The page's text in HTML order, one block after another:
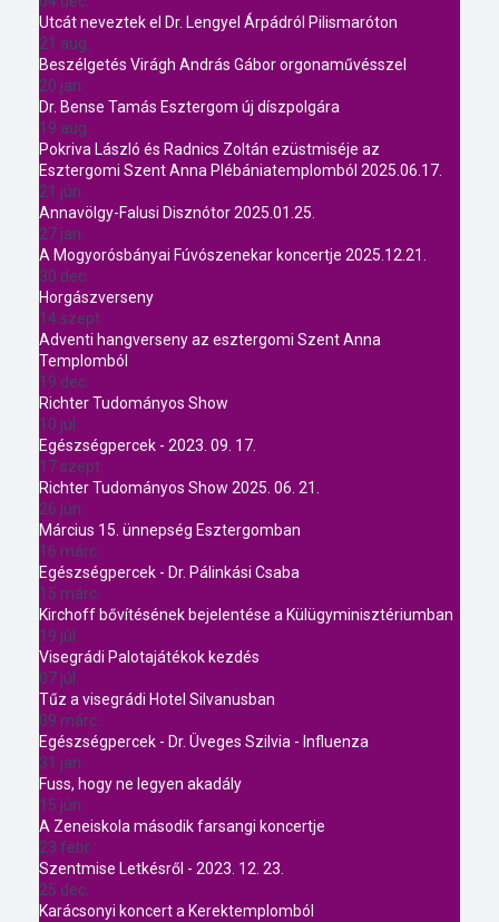
Utcát neveztek el Dr. Lengyel Árpádról Pilismaróton
21 aug.
Beszélgetés Virágh András Gábor orgonaművésszel
20 jan.
Dr. Bense Tamás Esztergom új díszpolgára
19 aug.
Pokriva László és Radnics Zoltán ezüstmiséje az
Esztergomi Szent Anna Plébániatemplomból 2025.06.17.
21 jún.
Annavölgy-Falusi Disznótor 2025.01.25.
27 jan.
A Mogyorósbányai Fúvószenekar koncertje 2025.12.21.
30 dec.
Horgászverseny
14 szept.
Adventi hangverseny az esztergomi Szent Anna
Templomból
19 dec.
Richter Tudományos Show
10 júl.
Egészségpercek - 2023. 09. 17.
17 szept.
Richter Tudományos Show 2025. 06. 21.
26 jún.
Március 15. ünnepség Esztergomban
16 márc.
Egészségpercek - Dr. Pálinkási Csaba
15 márc.
Kirchoff bővítésének bejelentése a Külügyminisztériumban
19 júl.
Visegrádi Palotajátékok kezdés
07 júl.
Tűz a visegrádi Hotel Silvanusban
09 márc.
Egészségpercek - Dr. Üveges Szilvia - Influenza
31 jan.
Fuss, hogy ne legyen akadály
15 jún.
A Zeneiskola második farsangi koncertje
23 febr.
Szentmise Letkésről - 2023. 12. 23.
25 dec.
Karácsonyi koncert a Kerektemplomból